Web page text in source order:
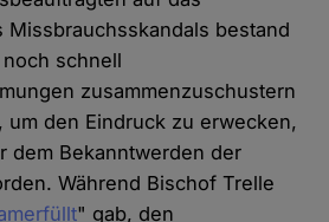
Missbrauchsskandals bestand
schnell
zusammenzuschustern
um den Eindruck zu erwecken,
dem Bekanntwerden der
Während Bischof Trelle
" gab, den